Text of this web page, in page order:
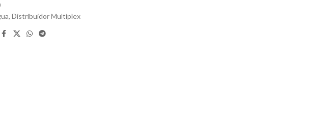
, Distribuidor Multiplex